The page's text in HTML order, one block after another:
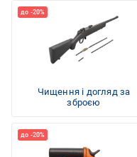
Чищення і догляд за
зброєю